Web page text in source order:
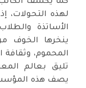
لهذه التحولات،
الأساتذة
ينخرها الخوف
المحموم، وثقافة
تليق بعالم
يصف هذه